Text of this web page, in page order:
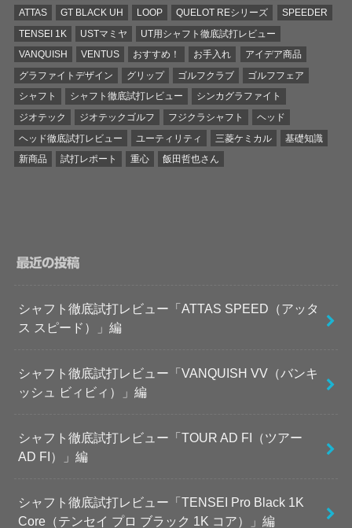
ATTAS
GT BLACK UH LOOP QUELOT REシリーズ
SPEEDER
TENSEI 1K
USTマミヤ
UT用シャフト徹底試打レビュー
VANQUISH
VENTUS おすすめ！ お手入れ
アイデア商品
グラファイトデザイン
グリップ ゴルフクラブ
ゴルフフェア
シャフト
シャフト徹底試打レビュー
シンカグラファイト
ジオテック
ジオテックゴルフ フジクラシャフト
ヘッド
ヘッド徹底試打レビュー
ユーティリティ 三菱ケミカル
基礎知識
新商品
試打レポート 重心 飯田哲也さん
最近の投稿
シャフト徹底試打レビュー「ATTAS SPEED（アッタ
ス スピード）」編
シャフト徹底試打レビュー「VANQUISH VV（バンキ
ッシュ ビィビィ）」編
シャフト徹底試打レビュー「TOUR AD FI（ツアー
AD FI）」編
シャフト徹底試打レビュー「TENSEI Pro Black 1K
Core（テンセイ プロ ブラック 1K コア）」編